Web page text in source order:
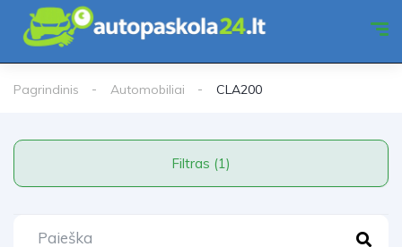
Pagrindinis Automobiliai CLA200
Filtras (1)